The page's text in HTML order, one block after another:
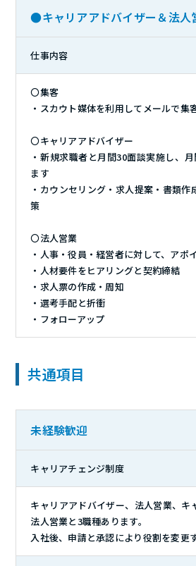
●キャリアアドバイザー＆法人
仕事内容
〇集客
・スカウト媒体を利用してメールで集
〇キャリアアドバイザー
・新規求職者と月間30面談実施し、
ます
・カウンセリング・求人提案・書類
策
〇法人営業
・人事・役員・経営者に対して、アポ
・人材要件をヒアリングと契約締結
・求人票の作成・周知
・選考手配と折衝
・フォローアップ
共通項目
未経験歓迎
キャリアチェンジ制度
キャリアアドバイザー、法人営業、キ
法人営業と3職種あります。
入社後、申請と承認により役割を変更